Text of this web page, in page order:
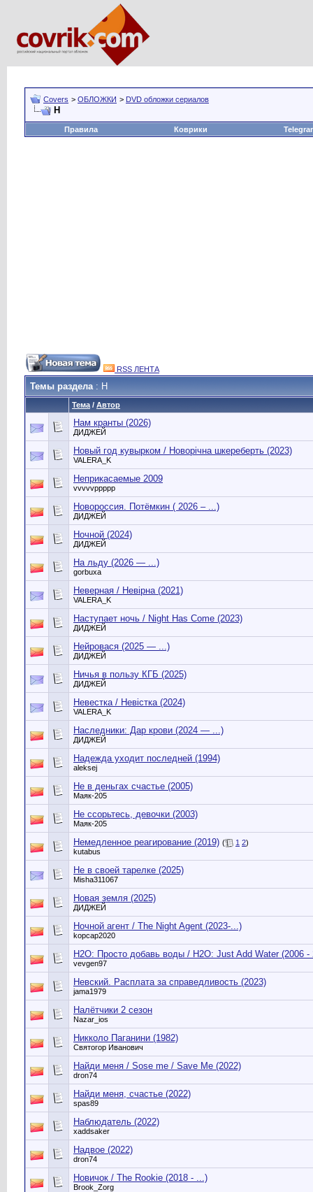
Covers > ОБЛОЖКИ > DVD обложки сериалов
Н
Правила Коврики
RSS ЛЕНТА
Темы раздела: Н
Тема / Автор
Нам кранты (2026)
ДИДЖЕЙ
Новый год кувырком / Новорічна шкереберть (2023)
VALERA_K
Неприкасаемые 2009
vvvvvppppp
Новороссия. Потёмкин ( 2026 – ...)
ДИДЖЕЙ
Ночной (2024)
ДИДЖЕЙ
На льду (2026 — ...)
gorbuxa
Неверная / Невірна (2021)
VALERA_K
Наступает ночь / Night Has Come (2023)
ДИДЖЕЙ
Нейровася (2025 — ...)
ДИДЖЕЙ
Ничья в пользу КГБ (2025)
ДИДЖЕЙ
Невестка / Невістка (2024)
VALERA_K
Наследники: Дар крови (2024 — ...)
ДИДЖЕЙ
Надежда уходит последней (1994)
aleksej
Не в деньгах счастье (2005)
Маяк-205
Не ссорьтесь, девочки (2003)
Маяк-205
Немедленное реагирование (2019) ( 1 2)
kutabus
Не в своей тарелке (2025)
Misha311067
Новая земля (2025)
ДИДЖЕЙ
Ночной агент / The Night Agent (2023-...)
kopcap2020
H2O: Просто добавь воды / H2O: Just Add Water (2006 -
vevgen97
Невский. Расплата за справедливость (2023)
jama1979
Налётчики 2 сезон
Nazar_ios
Никколо Паганини (1982)
Святогор Иванович
Найди меня / Sose me / Save Me (2022)
dron74
Найди меня, счастье (2022)
spas89
Наблюдатель (2022)
xaddsaker
Надвое (2022)
dron74
Новичок / The Rookie (2018 - ...)
Brook_Zorg